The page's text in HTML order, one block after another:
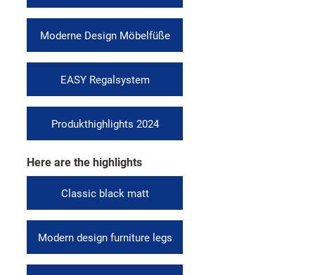
Moderne Design Möbelfüße
EASY Regalsystem
Produkthighlights 2024
Here are the highlights
Classic black matt
Modern design furniture legs